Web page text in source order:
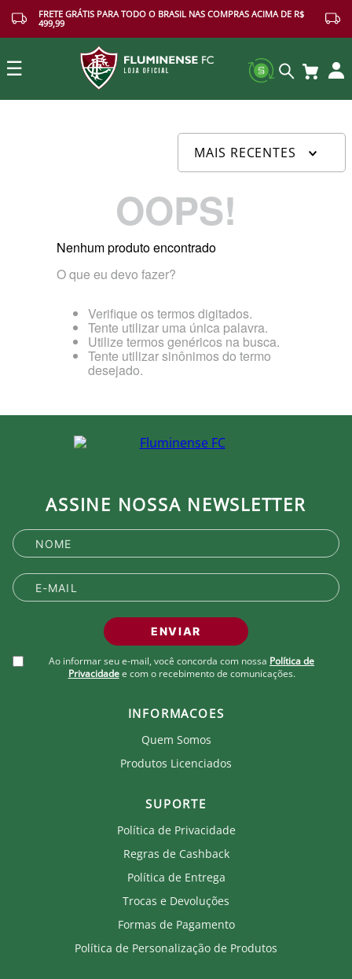
FRETE GRÁTIS PARA TODO O BRASIL NAS COMPRAS ACIMA DE R$
499,99
☰
MAIS RECENTES
OOPS!
Nenhum produto encontrado
O que eu devo fazer?
Verifique os termos digitados.
Tente utilizar uma única palavra.
Utilize termos genéricos na busca.
Tente utilizar sinônimos do termo
desejado.
ASSINE NOSSA NEWSLETTER
ENVIAR
Ao informar seu e-mail, você concorda com nossa Política de
Privacidade e com o recebimento de comunicações.
INFORMACOES
Quem Somos
Produtos Licenciados
SUPORTE
Política de Privacidade
Regras de Cashback
Política de Entrega
Trocas e Devoluções
Formas de Pagamento
Política de Personalização de Produtos